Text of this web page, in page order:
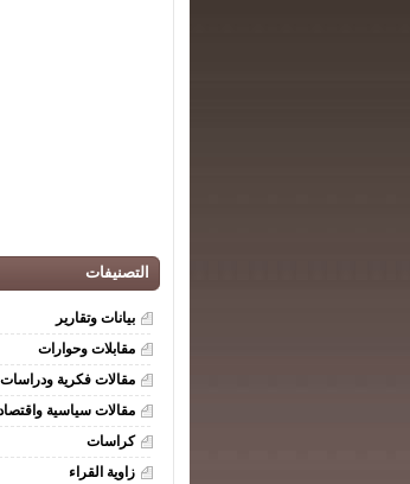
التصنيفات
بيانات وتقارير
مقابلات وحوارات
مقالات فكرية ودراسات
مقالات سياسية
كراسات
زاوية القراء